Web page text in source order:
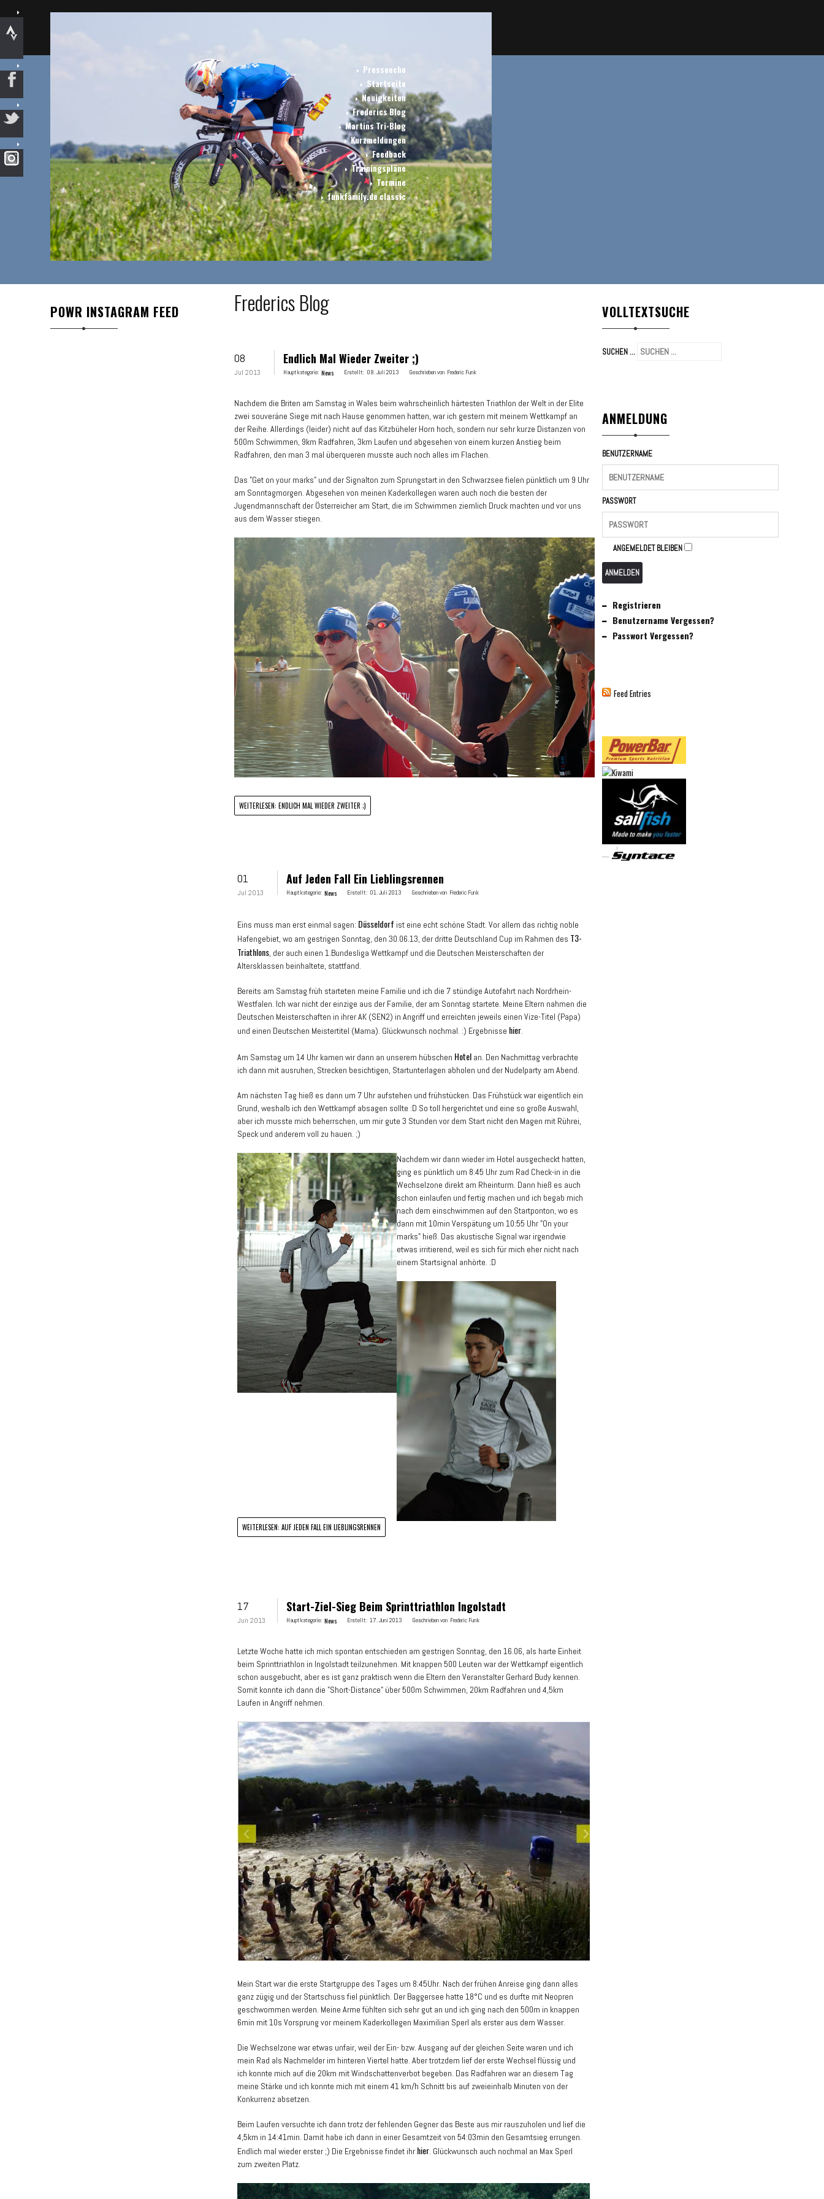
Presseecho
Startseite
Neuigkeiten
Frederics Blog
Martins Tri-Blog
Kurzmeldungen
Feedback
Trainingspläne
Termine
funkfamily.de classic
POWR INSTAGRAM FEED Frederics Blog
08
Jul 2013
Endlich Mal Wieder Zweiter ;)
Hauptkategorie: News Erstellt: 08. Juli 2013 Geschrieben von Frederic Funk
Nachdem die Briten am Samstag in Wales beim wahrscheinlich härtesten Triathlon der Welt in der Elite
zwei souveräne Siege mit nach Hause genommen hatten, war ich gestern mit meinem Wettkampf an
der Reihe. Allerdings (leider) nicht auf das Kitzbüheler Horn hoch, sondern nur sehr kurze Distanzen von
500m Schwimmen, 9km Radfahren, 3km Laufen und abgesehen von einem kurzen Anstieg beim
Radfahren, den man 3 mal überqueren musste auch noch alles im Flachen.
Das "Get on your marks" und der Signalton zum Sprungstart in den Schwarzsee fielen pünktlich um 9 Uhr
am Sonntagmorgen. Abgesehen von meinen Kaderkollegen waren auch noch die besten der
Jugendmannschaft der Österreicher am Start, die im Schwimmen ziemlich Druck machten und vor uns
aus dem Wasser stiegen.
WEITERLESEN: ENDLICH MAL WIEDER ZWEITER ;)
01
Jul 2013
Auf Jeden Fall Ein Lieblingsrennen
Hauptkategorie: News Erstellt: 01. Juli 2013 Geschrieben von Frederic Funk
Eins muss man erst einmal sagen: Düsseldorf ist eine echt schöne Stadt. Vor allem das richtig noble
Hafengebiet, wo am gestrigen Sonntag, den 30.06.13, der dritte Deutschland Cup im Rahmen des T3-
Triathlons, der auch einen 1.Bundesliga Wettkampf und die Deutschen Meisterschaften der
Altersklassen beinhaltete, stattfand.
Bereits am Samstag früh starteten meine Familie und ich die 7 stündige Autofahrt nach Nordrhein-
Westfalen. Ich war nicht der einzige aus der Familie, der am Sonntag startete. Meine Eltern nahmen die
Deutschen Meisterschaften in ihrer AK (SEN2) in Angriff und erreichten jeweils einen Vize-Titel (Papa)
und einen Deutschen Meistertitel (Mama). Glückwunsch nochmal. :) Ergebnisse hier.
Am Samstag um 14 Uhr kamen wir dann an unserem hübschen Hotel an. Den Nachmittag verbrachte
ich dann mit ausruhen, Strecken besichtigen, Startunterlagen abholen und der Nudelparty am Abend.
Am nächsten Tag hieß es dann um 7 Uhr aufstehen und frühstücken. Das Frühstück war eigentlich ein
Grund, weshalb ich den Wettkampf absagen sollte :D So toll hergerichtet und eine so große Auswahl,
aber ich musste mich beherrschen, um mir gute 3 Stunden vor dem Start nicht den Magen mit Rührei,
Speck und anderem voll zu hauen. ;)
Nachdem wir dann wieder im Hotel ausgecheckt hatten,
ging es pünktlich um 8:45 Uhr zum Rad Check-in in die
Wechselzone direkt am Rheinturm. Dann hieß es auch
schon einlaufen und fertig machen und ich begab mich
nach dem einschwimmen auf den Startponton, wo es
dann mit 10min Verspätung um 10:55 Uhr "On your
marks" hieß. Das akustische Signal war irgendwie
etwas irritierend, weil es sich für mich eher nicht nach
einem Startsignal anhörte. :D
WEITERLESEN: AUF JEDEN FALL EIN LIEBLINGSRENNEN
17
Jun 2013
Start-Ziel-Sieg Beim Sprinttriathlon Ingolstadt
Hauptkategorie: News Erstellt: 17. Juni 2013 Geschrieben von Frederic Funk
Letzte Woche hatte ich mich spontan entschieden am gestrigen Sonntag, den 16.06, als harte Einheit
beim Sprinttriathlon in Ingolstadt teilzunehmen. Mit knappen 500 Leuten war der Wettkampf eigentlich
schon ausgebucht, aber es ist ganz praktisch wenn die Eltern den Veranstalter Gerhard Budy kennen.
Somit konnte ich dann die "Short-Distance" über 500m Schwimmen, 20km Radfahren und 4,5km
Laufen in Angriff nehmen.
Mein Start war die erste Startgruppe des Tages um 8:45Uhr. Nach der frühen Anreise ging dann alles
ganz zügig und der Startschuss fiel pünktlich. Der Baggersee hatte 18°C und es durfte mit Neopren
geschwommen werden. Meine Arme fühlten sich sehr gut an und ich ging nach den 500m in knappen
6min mit 10s Vorsprung vor meinem Kaderkollegen Maximilian Sperl als erster aus dem Wasser.
Die Wechselzone war etwas unfair, weil der Ein- bzw. Ausgang auf der gleichen Seite waren und ich
mein Rad als Nachmelder im hinteren Viertel hatte. Aber trotzdem lief der erste Wechsel flüssig und
ich konnte mich auf die 20km mit Windschattenverbot begeben. Das Radfahren war an diesem Tag
meine Stärke und ich konnte mich mit einem 41 km/h Schnitt bis auf zweieinhalb Minuten von der
Konkurrenz absetzen.
Beim Laufen versuchte ich dann trotz der fehlenden Gegner das Beste aus mir rauszuholen und lief die
4,5km in 14:41min. Damit habe ich dann in einer Gesamtzeit von 54:03min den Gesamtsieg errungen.
Endlich mal wieder erster ;) Die Ergebnisse findet ihr hier. Glückwunsch auch nochmal an Max Sperl
zum zweiten Platz.
VOLLTEXTSUCHE
SUCHEN ...
ANMELDUNG
BENUTZERNAME
PASSWORT
ANGEMELDET BLEIBEN
ANMELDEN
Registrieren
Benutzername Vergessen?
Passwort Vergessen?
Feed Entries